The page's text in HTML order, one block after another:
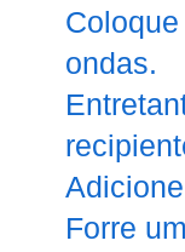
ondas.
Forre